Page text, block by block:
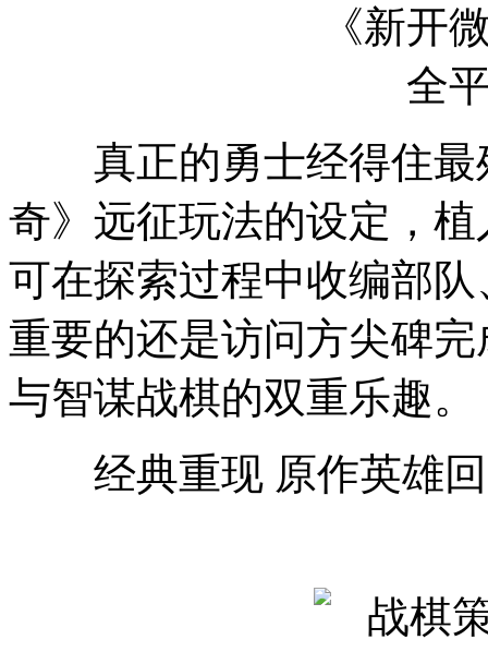
真正的勇士经得住最
奇》远征玩法的设定，
可在探索过程中收编部
重要的还是访问方尖碑
与智谋战棋的双重乐趣。
经典重现 原作英雄